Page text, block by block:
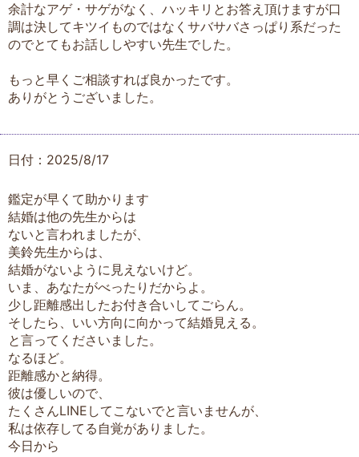
余計なアゲ・サゲがなく、ハッキリとお答え頂けますが口
調は決してキツイものではなくサバサバさっぱり系だった
のでとてもお話ししやすい先生でした。
もっと早くご相談すれば良かったです。
ありがとうございました。
日付：2025/8/17
鑑定が早くて助かります
結婚は他の先生からは
ないと言われましたが、
美鈴先生からは、
結婚がないように見えないけど。
いま、あなたがべったりだからよ。
少し距離感出したお付き合いしてごらん。
そしたら、いい方向に向かって結婚見える。
と言ってくださいました。
なるほど。
距離感かと納得。
彼は優しいので、
たくさんLINEしてこないでと言いませんが、
私は依存してる自覚がありました。
今日から